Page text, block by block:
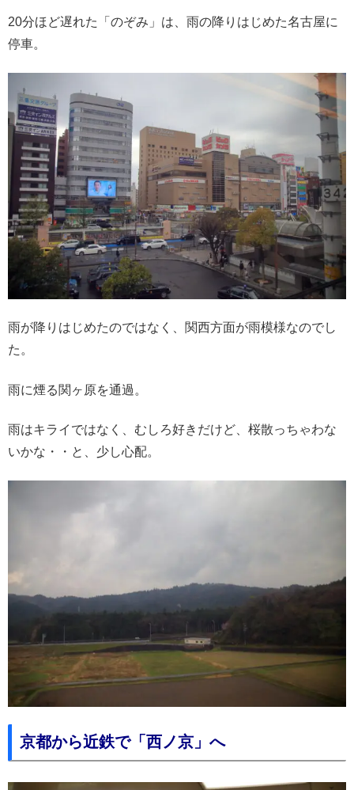
20分ほど遅れた「のぞみ」は、雨の降りはじめた名古屋に
停車。
雨が降りはじめたのではなく、関西方面が雨模様なのでし
た。
雨に煙る関ヶ原を通過。
雨はキライではなく、むしろ好きだけど、桜散っちゃわな
いかな・・と、少し心配。
京都から近鉄で「西ノ京」へ